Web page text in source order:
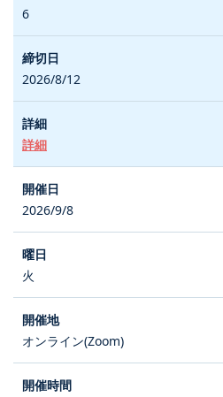
6
2026/8/12
詳細
2026/9/8
火
オンライン(Zoom)